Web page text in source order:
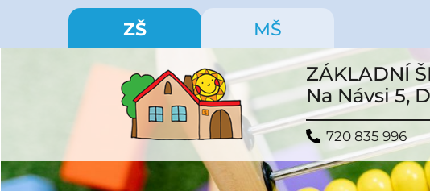
ZŠ MŠ
ZÁKLADNÍ
Na Návsi 5,
720 835 996